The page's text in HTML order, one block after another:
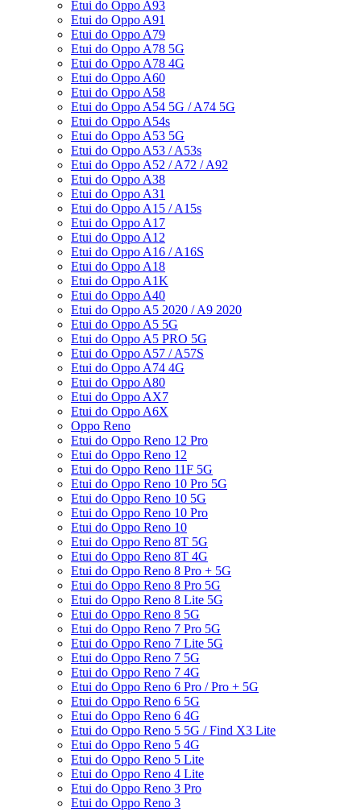
Etui do Oppo A93
Etui do Oppo A91
Etui do Oppo A79
Etui do Oppo A78 5G
Etui do Oppo A78 4G
Etui do Oppo A60
Etui do Oppo A58
Etui do Oppo A54 5G / A74 5G
Etui do Oppo A54s
Etui do Oppo A53 5G
Etui do Oppo A53 / A53s
Etui do Oppo A52 / A72 / A92
Etui do Oppo A38
Etui do Oppo A31
Etui do Oppo A15 / A15s
Etui do Oppo A17
Etui do Oppo A12
Etui do Oppo A16 / A16S
Etui do Oppo A18
Etui do Oppo A1K
Etui do Oppo A40
Etui do Oppo A5 2020 / A9 2020
Etui do Oppo A5 5G
Etui do Oppo A5 PRO 5G
Etui do Oppo A57 / A57S
Etui do Oppo A74 4G
Etui do Oppo A80
Etui do Oppo AX7
Etui do Oppo A6X
Oppo Reno
Etui do Oppo Reno 12 Pro
Etui do Oppo Reno 12
Etui do Oppo Reno 11F 5G
Etui do Oppo Reno 10 Pro 5G
Etui do Oppo Reno 10 5G
Etui do Oppo Reno 10 Pro
Etui do Oppo Reno 10
Etui do Oppo Reno 8T 5G
Etui do Oppo Reno 8T 4G
Etui do Oppo Reno 8 Pro + 5G
Etui do Oppo Reno 8 Pro 5G
Etui do Oppo Reno 8 Lite 5G
Etui do Oppo Reno 8 5G
Etui do Oppo Reno 7 Pro 5G
Etui do Oppo Reno 7 Lite 5G
Etui do Oppo Reno 7 5G
Etui do Oppo Reno 7 4G
Etui do Oppo Reno 6 Pro / Pro + 5G
Etui do Oppo Reno 6 5G
Etui do Oppo Reno 6 4G
Etui do Oppo Reno 5 5G / Find X3 Lite
Etui do Oppo Reno 5 4G
Etui do Oppo Reno 5 Lite
Etui do Oppo Reno 4 Lite
Etui do Oppo Reno 3 Pro
Etui do Oppo Reno 3